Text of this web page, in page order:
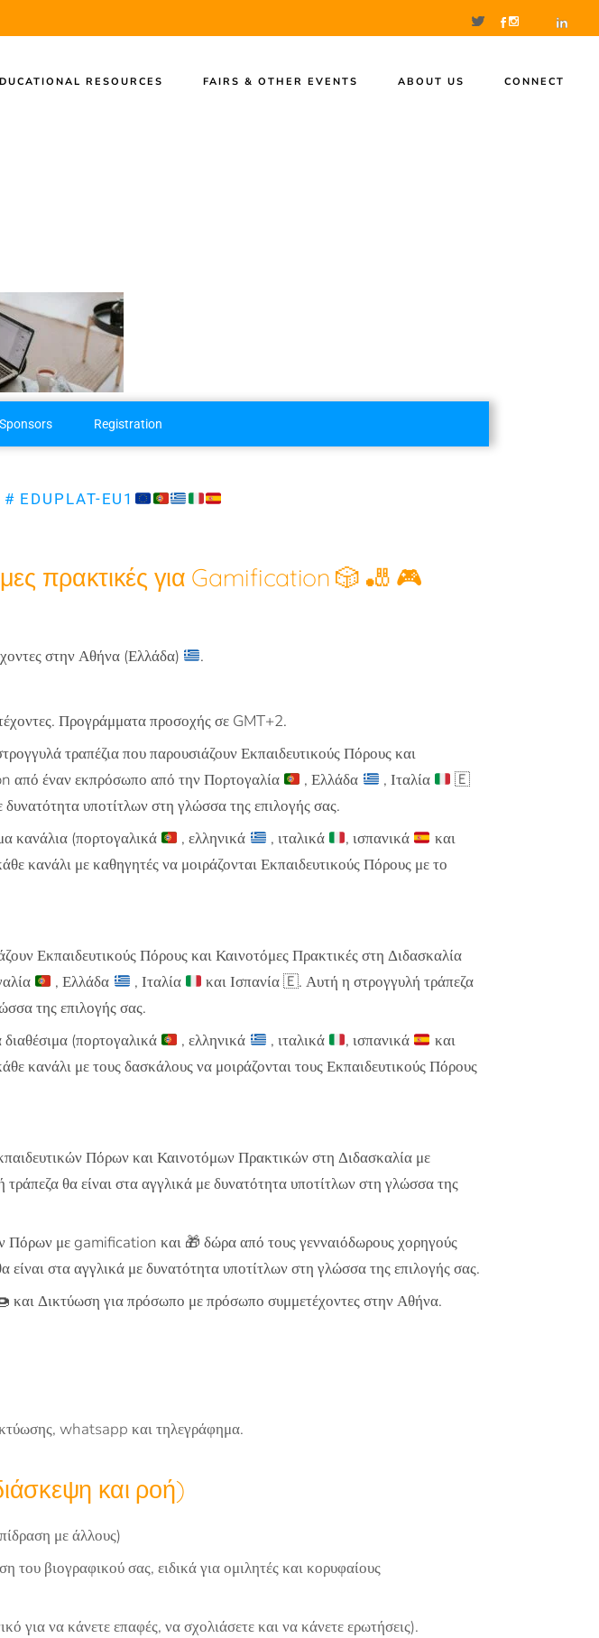
RESOURCES FAIRS & OTHER EVENTS ABOUT US CONNECT
Sponsors Registration
EDUPLAT-EU1
πρακτικές για Gamification 🎲 🎳 🎮
στην Αθήνα (Ελλάδα)
.
Προγράμματα προσοχής σε GMT+2.
τραπέζια που παρουσιάζουν Εκπαιδευτικούς Πόρους και
από έναν εκπρόσωπο από την Πορτογαλία
, Ελλάδα , Ιταλία
🇪
υποτίτλων στη γλώσσα της επιλογής σας.
κανάλια (πορτογαλικά , ελληνικά , ιταλικά , ισπανικά
και
κανάλι με καθηγητές να μοιράζονται Εκπαιδευτικούς Πόρους με το
Εκπαιδευτικούς Πόρους και Καινοτόμες Πρακτικές στη Διδασκαλία
, Ελλάδα , Ιταλία και Ισπανία🇪. Αυτή η στρογγυλή τράπεζα
της επιλογής σας.
(πορτογαλικά , ελληνικά , ιταλικά , ισπανικά
και
κανάλι με τους δασκάλους να μοιράζονται τους Εκπαιδευτικούς Πόρους
Πόρων και Καινοτόμων Πρακτικών στη Διδασκαλία με
θα είναι στα αγγλικά με δυνατότητα υποτίτλων στη γλώσσα της
με gamification και 🎁 δώρα από τους γενναιόδωρους χορηγούς
στα αγγλικά με δυνατότητα υποτίτλων στη γλώσσα της επιλογής σας.
Δικτύωση για πρόσωπο με πρόσωπο συμμετέχοντες στην Αθήνα.
whatsapp και τηλεγράφημα.
και ροή)
με άλλους)
βιογραφικού σας, ειδικά για ομιλητές και κορυφαίους
για να κάνετε επαφές, να σχολιάσετε και να κάνετε ερωτήσεις).